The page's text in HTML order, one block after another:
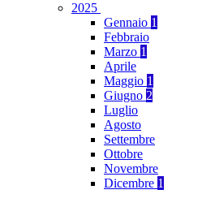
2025
Gennaio 1
Febbraio
Marzo 1
Aprile
Maggio 1
Giugno 2
Luglio
Agosto
Settembre
Ottobre
Novembre
Dicembre 1